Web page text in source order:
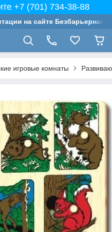
+7 (701) 734-38-88
на сайте Безбарьерная
игровые комнаты